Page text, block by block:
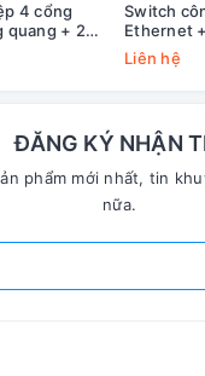
4 cổng
quang + 2
P220
Switch
Ethernet
cổng
IES2010-
Liên hệ
ĐĂNG KÝ NHẬN
phẩm mới nhất, tin
nữa.